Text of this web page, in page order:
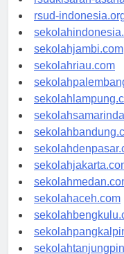
rsudkisaran-
rsud-
sekolahjambi.com
sekolahriau.com
sekolahmedan.com
sekolahaceh.com